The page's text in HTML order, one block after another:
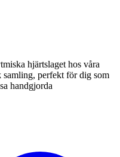
hjärtslaget hos våra
samling, perfekt för dig som
handgjorda